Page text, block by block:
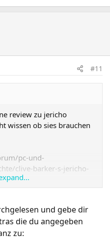
#11
review zu jericho
wissen ob sies brauchen
pc-und-
clive-barker-s-jericho-
und gebe dir
die du angegeben
zu: